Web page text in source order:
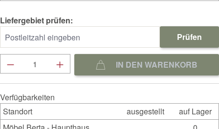
Liefergebiet prüfen:
Prüfen
Produkt Anzahl: Gib den gewünschten Wert
IN DEN WARENKORB
Verfügbarkeiten
Standort
ausgestellt
auf Lager